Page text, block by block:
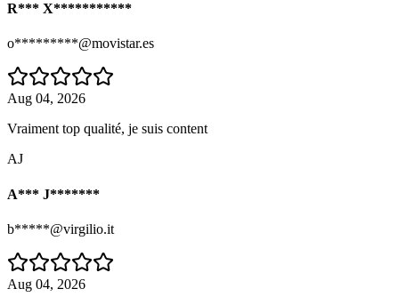
R*** X***********
o*********@movistar.es
Aug 04, 2026
Vraiment top qualité, je suis content
AJ
A*** J*******
b*****@virgilio.it
Aug 04, 2026